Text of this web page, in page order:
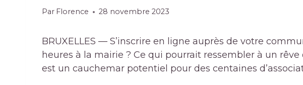
Par Florence 28 novembre 2023
BRUXELLES — S’inscrire en ligne auprès de votre
heures à la mairie ? Ce qui pourrait ressembler à un
est un cauchemar potentiel pour des centaines